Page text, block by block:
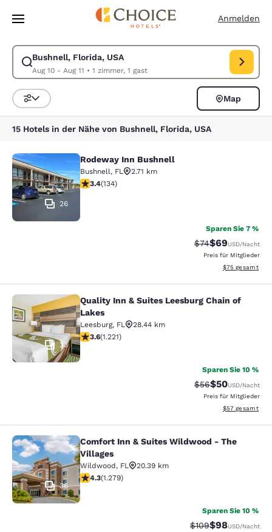
Weiter Zu Hauptinhalt
Anmelden
Bushnell, Florida, USA
Aug 10 - Aug 11 • 1 zimmer, 1 gast
Suche für Bushnell, Florida, USA ändern. Check-in-Datum Aug 10,
Sortieren und Filtern,
Map
15 Hotels in der Nähe von Bushnell, Florida, USA
Rodeway Inn Bushnell
26
Rodeway Inn Bushnell
Bushnell, FL
2.71 km
3.37-Sterne-Bewertung. Gut. 134 Bewertungen
3.4(134)
Sparen Sie 7 %
$74Vergünstigter
$69USD/Nacht
Preis für Mitglieder
Geschätzte
$75 gesamt
Quality Inn & Suites Leesburg
33
Quality Inn & Suites Leesburg Chain of
Lakes
Leesburg, FL
28.44 km
3.56-Sterne-Bewertung. Gut. 1221 Bewertungen
3.6(1.221)
Sparen Sie 10 %
$56Vergünstigter
$50USD/Nacht
Preis für Mitglieder
Geschätzte
$57 gesamt
Comfort Inn & Suites Wildwood -
36
Comfort Inn & Suites Wildwood - The
Villages
Wildwood, FL
20.39 km
4.32-Sterne-Bewertung. Hervorragend. 1279
4.3(1.279)
Sparen Sie 10 %
Durchgestrichener
$109Vergünstigter
$98USD/Nacht